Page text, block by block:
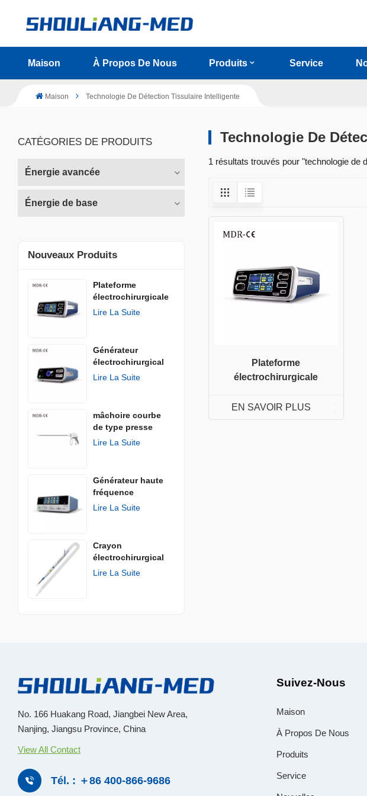
Maison À Propos De Nous Produits Service
Maison Technologie De Détection Tissulaire Intelligente
CATÉGORIES DE PRODUITS
Énergie avancée
Énergie de base
Nouveaux Produits
Plateforme
électrochirurgicale
Lire La Suite
Générateur
électrochirurgical
AGISEAL
Lire La Suite
mâchoire courbe
de type presse
Lire La Suite
Générateur haute
fréquence
Lire La Suite
Crayon
électrochirurgical
jetable
Lire La Suite
Technologie De
1 résultats trouvés pour "technologie de
Plateforme
électrochirurgicale
EN SAVOIR PLUS
No. 166 Huakang Road, Jiangbei New Area,
Nanjing, Jiangsu Province, China
View All Contact
Tél. : ＋86 400-866-9686
Suivez-Nous
Maison
À Propos De Nous
Produits
Service